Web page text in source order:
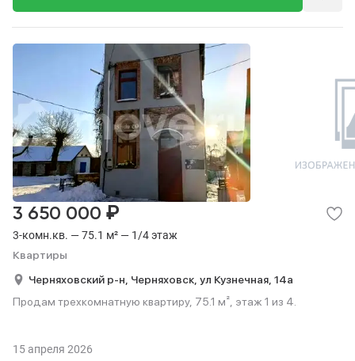
3-комн.кв. — 75.1 м² — 1/4 этаж
Квартиры
3 650 000 ₽
Черняховский р-н, Черняховск, ул Кузнечная, 14а
Продам трехкомнатную квартиру, 75.1 м², этаж 1 из 4.
15 апреля 2026